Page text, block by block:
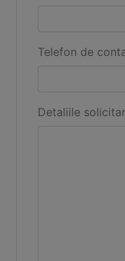
Telefon de
Detaliile